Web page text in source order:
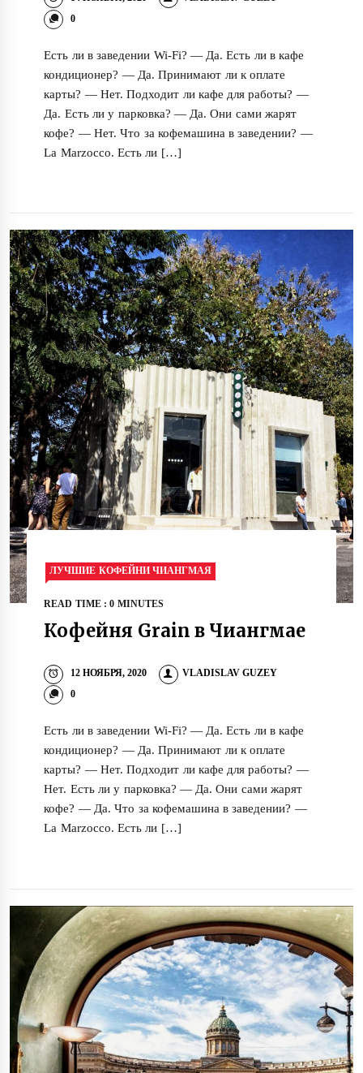
0
Есть ли в заведении Wi-Fi? — Да. Есть ли в кафе
кондиционер? — Да. Принимают ли к оплате
карты? — Нет. Подходит ли кафе для работы? —
Да. Есть ли у парковка? — Да. Они сами жарят
кофе? — Нет. Что за кофемашина в заведении? —
La Marzocco. Есть ли […]
ЛУЧШИЕ КОФЕЙНИ ЧИАНГМАЯ
READ TIME : 0 MINUTES
Кофейня Grain в Чиангмае
12 НОЯБРЯ, 2020
VLADISLAV GUZEY
0
Есть ли в заведении Wi-Fi? — Да. Есть ли в кафе
кондиционер? — Да. Принимают ли к оплате
карты? — Нет. Подходит ли кафе для работы? —
Нет. Есть ли у парковка? — Да. Они сами жарят
кофе? — Да. Что за кофемашина в заведении? —
La Marzocco. Есть ли […]